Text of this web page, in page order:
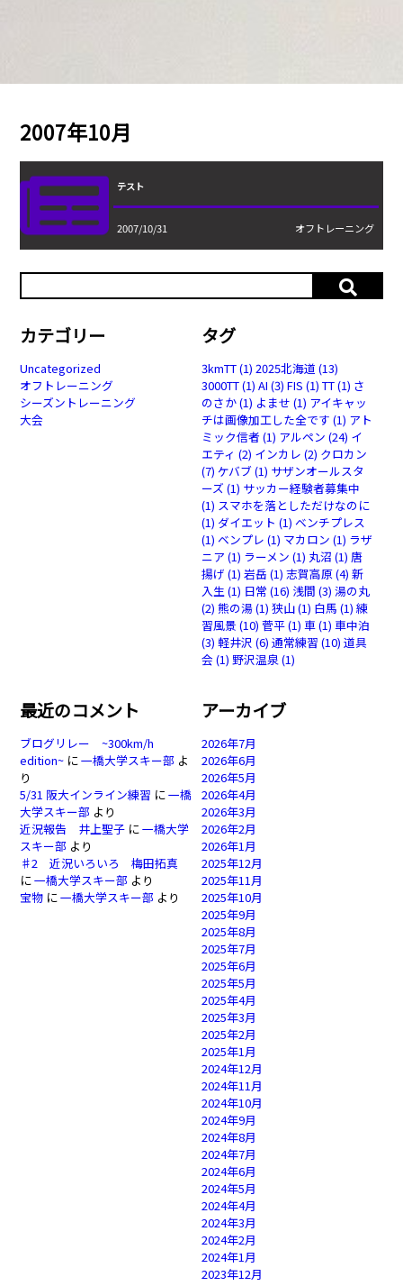
2007年10月
テスト
2007/10/31 オフトレーニング
カテゴリー
Uncategorized
オフトレーニング
シーズントレーニング
大会
タグ
3kmTT(1) 2025北海道 (13)
3000TT(1) AI (3) FIS (1) TT(1) さ
のさか(1) よませ (1) アイキャッ
チは画像加工した全です (1) アト
ミック信者 (1) アルペン (24) イ
エティ (2) インカレ (2) クロカン
(7) ケバブ(1) サザンオールスタ
ーズ (1) サッカー経験者募集中
(1) スマホを落としただけなのに
(1) ダイエット (1) ベンチプレス
(1) ベンプレ (1) マカロン (1) ラザ
ニア (1) ラーメン (1) 丸沼 (1) 唐
揚げ (1) 岩岳 (1) 志賀高原(4) 新
入生(1) 日常 (16) 浅間 (3) 湯の丸
(2) 熊の湯(1) 狭山(1) 白馬 (1) 練
習風景(10) 菅平(1) 車(1) 車中泊
(3) 軽井沢 (6) 通常練習 (10) 道具
会 (1) 野沢温泉(1)
最近のコメント
ブログリレー ~300km/h
edition~ に一橋大学スキー部 よ
り
5/31 阪大インライン練習 に一橋
大学スキー部 より
近況報告 井上聖子 に一橋大学
スキー部 より
♯2 近況いろいろ 梅田拓真
に一橋大学スキー部 より
宝物 に一橋大学スキー部 より
アーカイブ
2026年7月
2026年6月
2026年5月
2026年4月
2026年3月
2026年2月
2026年1月
2025年12月
2025年11月
2025年10月
2025年9月
2025年8月
2025年7月
2025年6月
2025年5月
2025年4月
2025年3月
2025年2月
2025年1月
2024年12月
2024年11月
2024年10月
2024年9月
2024年8月
2024年7月
2024年6月
2024年5月
2024年4月
2024年3月
2024年2月
2024年1月
2023年12月